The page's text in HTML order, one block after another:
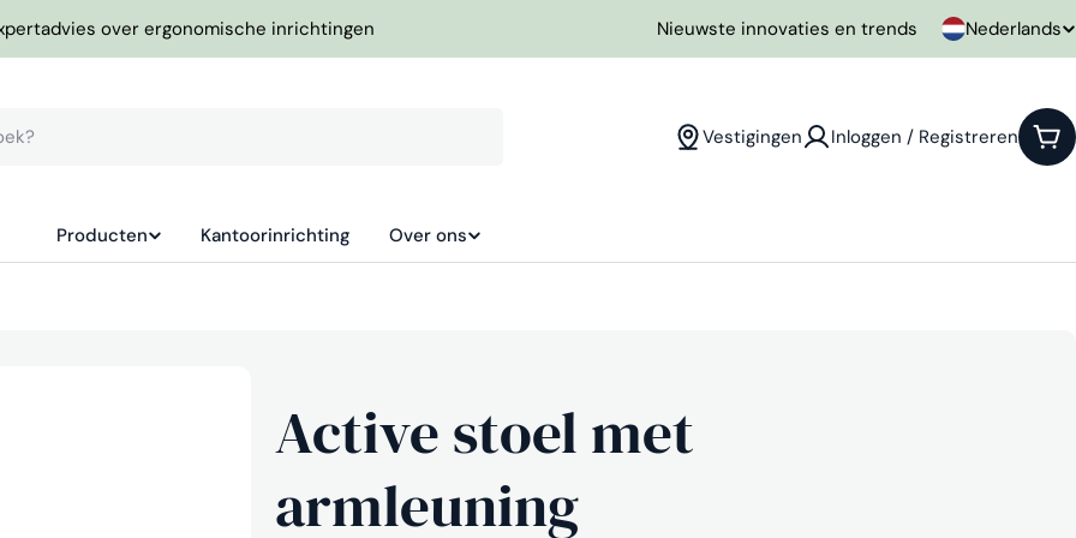
over ergonomische inrichtingen Nieuwste innovaties en trends
T
a
Nederlands
Vestigingen Inloggen / Registreren
Producten Kantoorinrichting Over ons
Active stoel met
armleuning